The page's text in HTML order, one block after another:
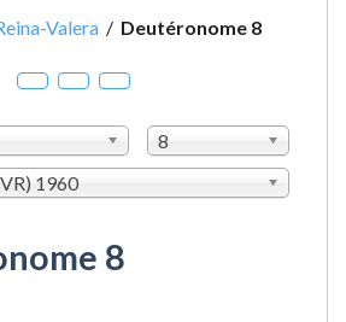
Valera / Deutéronome 8
8
1960
8